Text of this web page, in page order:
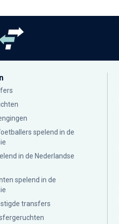
spelend in de
in de Nederlandse
spelend in de
transfers